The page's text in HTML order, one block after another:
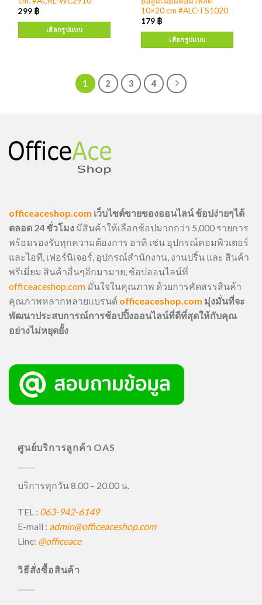
299 ฿
เลือกรูปแบบ
10×20 cm #ALC-TS1020
179 ฿
เลือกรูปแบบ
1 2 3 4
officeaceshop.com เว็บไซต์ขายของออนไลน์ ช้อปง่ายๆได้
ตลอด 24 ชั่วโมง มีสินค้าให้เลือกช้อปมากกว่า 5,000 รายการ
พร้อมรองรับทุกความต้องการ อาทิ เช่น อุปกรณ์คอมพิวเตอร์
และไอที, เฟอร์นิเจอร์, อุปกรณ์สำนักงาน, งานปริ้น และ สินค้า
พรีเมี่ยม สินค้าอื่นๆอีกมามาย, ช้อปออนไลน์ที่
officeaceshop.com มั่นใจในคุณภาพ ด้วยการคัดสรรสินค้า
คุณภาพหลากหลายแบรนด์ officeaceshop.com มุ่งมั่นที่จะ
พัฒนาประสบการณ์การช้อปปิ้งออนไลน์ที่ดีที่สุดให้กับคุณ
อย่างไม่หยุดยั้ง
ศูนย์บริการลูกค้า OAS
บริการทุกวัน 8.00 – 20.00 น.
TEL : 063-942-6149
E-mail : admin@officeaceshop.com
Line: @officeace
วิธีสั่งซื้อสินค้า